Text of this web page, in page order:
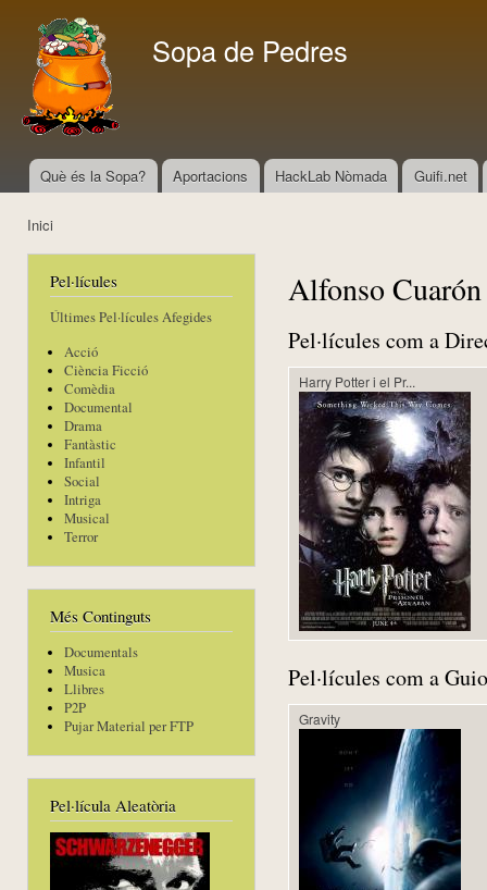
Sopa de Pedres
Menú principal
Què és la Sopa? Aportacions HackLab Nòmada Guifi.net
Inici
Pel·lícules
Últimes Pel·lícules Afegides
Acció
Ciència Ficció
Comèdia
Documental
Drama
Fantàstic
Infantil
Social
Intriga
Musical
Terror
Més Continguts
Documentals
Musica
Llibres
P2P
Pujar Material per FTP
Pel·lícula Aleatòria
Alfonso Cuarón
Pel·lícules com a
Harry Potter i el Pr...
Pel·lícules com a
Gravity